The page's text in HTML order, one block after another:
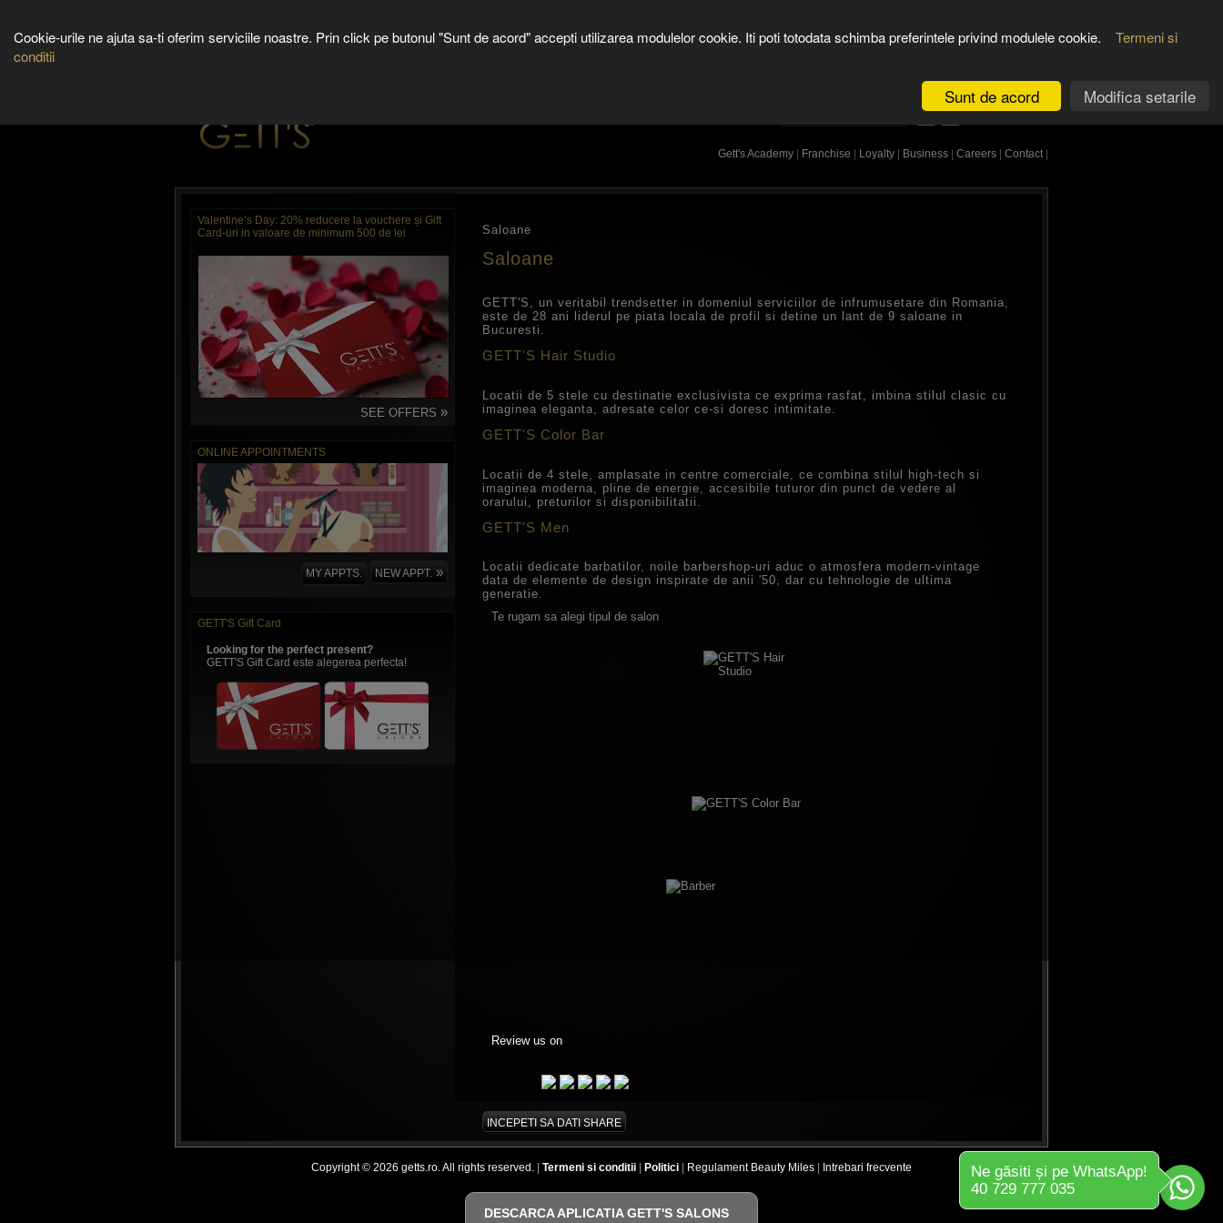
Cookie-urile ne ajuta sa-ti oferim serviciile noastre. Prin click pe butonul "Sunt de acord" accepti utilizarea modulelor cookie. Iti poti totodata schimba preferintele privind modulele cookie. Termeni si
conditii
Modifica setarile
Sunt de acord
Limba Romana
Gett's Academy Franchise Loyalty Business Careers Contact
Valentine’s Day: 20% reducere la vouchere și Gift
Card-uri in valoare de minimum 500 de lei
SEE OFFERS »
ONLINE APPOINTMENTS
MY APPTS. NEW APPT. »
GETT'S Gift Card
Looking for the perfect present?
GETT'S Gift Card este alegerea perfecta!
Saloane
Saloane
GETT'S, un veritabil trendsetter in domeniul serviciilor de infrumusetare din Romania,
este de 28 ani liderul pe piata locala de profil si detine un lant de 9 saloane in
Bucuresti.
GETT'S Hair Studio
Locatii de 5 stele cu destinatie exclusivista ce exprima rasfat, imbina stilul clasic cu
imaginea eleganta, adresate celor ce-si doresc intimitate.
GETT'S Color Bar
Locatii de 4 stele, amplasate in centre comerciale, ce combina stilul high-tech si
imaginea moderna, pline de energie, accesibile tuturor din punct de vedere al
orarului, preturilor si disponibilitatii.
GETT'S Men
Locatii dedicate barbatilor, noile barbershop-uri aduc o atmosfera modern-vintage
data de elemente de design inspirate de anii '50, dar cu tehnologie de ultima
generatie.
Te rugam sa alegi tipul de salon
Review us on
INCEPETI SA DATI SHARE
Copyright © 2026 getts.ro. All rights reserved. Termeni si conditii Politici Regulament Beauty Miles Intrebari frecvente
DESCARCA APLICATIA GETT'S SALONS
Ne găsiti și pe WhatsApp!
40 729 777 035